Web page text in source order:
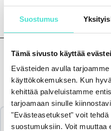
Suostumus
Tämä sivusto käyttää
Evästeiden avulla
käyttökokemuksen. Kun
kehittää palveluistamme
tarjoamaan sinulle
"Evästeasetukset" voit
suostumuksiin. Voit muuttaa
Katso koulutus &